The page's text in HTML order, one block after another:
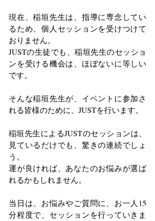
現在、稲垣先生は、指導に専念してい
るため、個人セッションを受けつけて
おりません。
JUSTの生徒でも、稲垣先生のセッショ
ンを受ける機会は、ほぼないに等しい
です。
そんな稲垣先生が、イベントに参加さ
れる皆様のために、JUSTを行います。
稲垣先生によるJUSTのセッションは、
見ているだけでも、驚きの連続でしょ
う。
運が良ければ、あなたのお悩みが選ば
れるかもしれません。
当日は、お悩みやご質問に、お一人15
分程度で、セッションを行っていきま